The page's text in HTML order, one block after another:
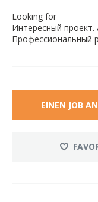
Looking for
Интересный
Профессиональный
EINEN JOB